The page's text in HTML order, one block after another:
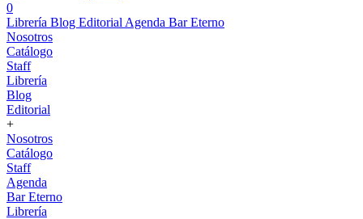
0
Librería Blog Editorial Agenda Bar Eterno
Nosotros
Catálogo
Staff
Librería
Blog
Editorial
+
Nosotros
Catálogo
Staff
Agenda
Bar Eterno
Librería